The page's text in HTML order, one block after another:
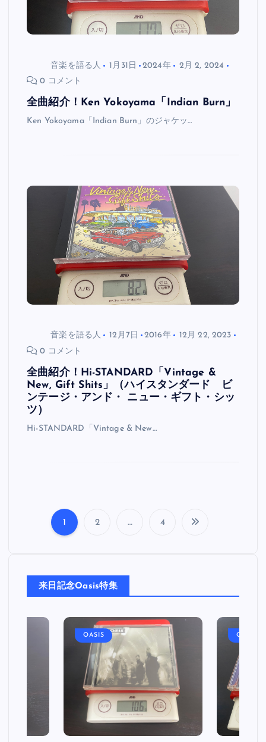
音楽を語る人 1月31日 2024年
2月 2, 2024
0 コメント
全曲紹介！Ken Yokoyama「Indian Burn」
Ken Yokoyama「Indian Burn」のジャケッ…
音楽を語る人 12月7日 2016年
12月 22, 2023
0 コメント
全曲紹介！Hi-STANDARD「Vintage &
New, Gift Shits」（ハイスタンダード ビ
ンテージ・アンド・ ニュー・ギフト・シッ
ツ）
Hi-STANDARD「Vintage & New…
の
ペ
ー
ジ
送
1 2 … 4
来日記念Oasis特集
OASIS OASIS